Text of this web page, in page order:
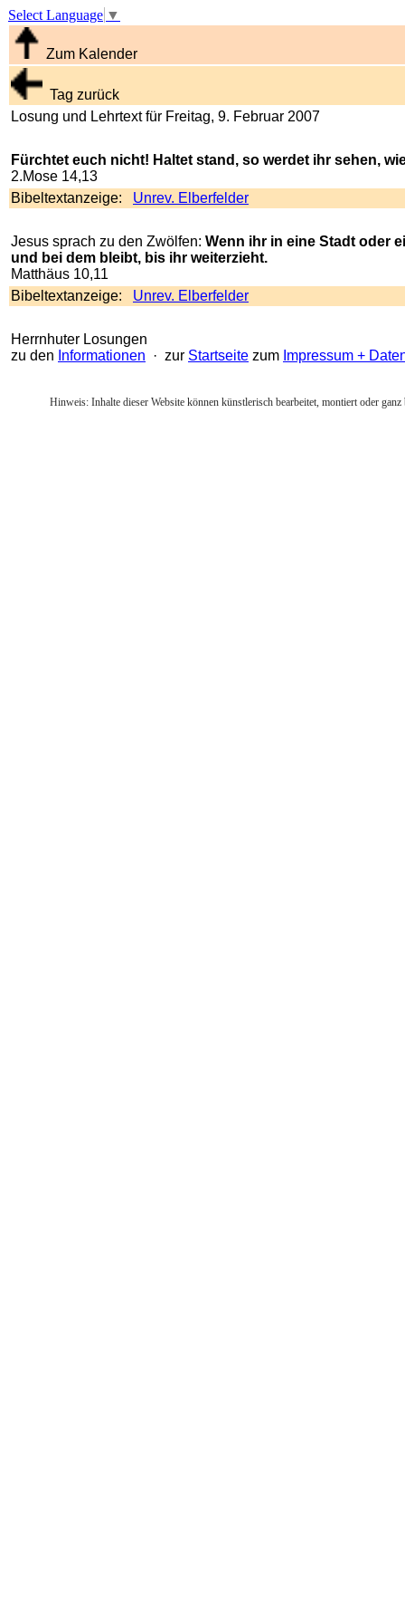
Select Language ▼
Zum Kalender
Tag zurück
Losung und Lehrtext für Freitag, 9. Februar 2007
Fürchtet euch nicht! Haltet stand, so werdet ihr sehen,
2.Mose 14,13
Bibeltextanzeige: Unrev. Elberfelder
Jesus sprach zu den Zwölfen: Wenn ihr in eine Stadt oder
und bei dem bleibt, bis ihr weiterzieht.
Matthäus 10,11
Bibeltextanzeige: Unrev. Elberfelder
Herrnhuter Losungen
zu den Informationen · zur Startseite zum Impressum +
Hinweis: Inhalte dieser Website können künstlerisch bearbeitet, montiert oder